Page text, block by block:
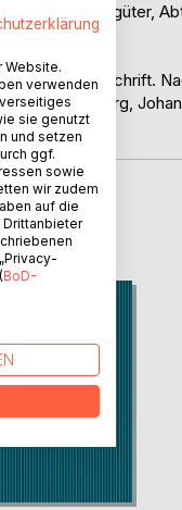
Burgen, Rittergüter,
Band 2
1842. Frakturschrift.
Falkenburg,
BoD
Website.
verwenden
sie genutzt
und setzen
ggf.
sowie
wir zudem
auf die
BoD-